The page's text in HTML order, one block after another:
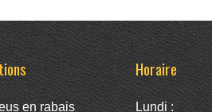
en rabais
Horaire
Lundi :